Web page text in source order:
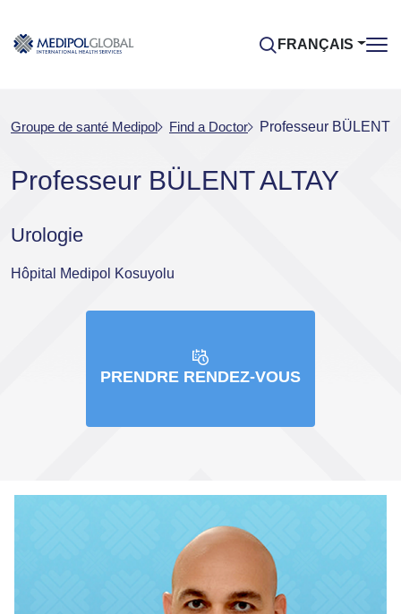
FRANÇAIS
Groupe de santé Medipol Find a Doctor Professeur BÜLENT
Professeur BÜLENT ALTAY
Urologie
Hôpital Medipol Kosuyolu
PRENDRE RENDEZ-VOUS